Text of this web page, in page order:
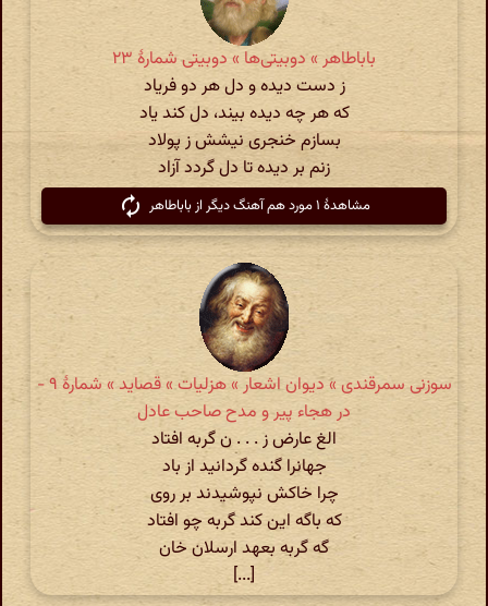
باباطاهر » دوبیتی‌ها » دوبیتی شمارهٔ ۲۳
ز دست دیده و دل هر دو فریاد
که هر چه دیده بیند، دل کند یاد
بسازم خنجری نیشش ز پولاد
زنم بر دیده تا دل گردد آزاد
مشاهدهٔ ۱ مورد هم آهنگ دیگر از باباطاهر
سوزنی سمرقندی » دیوان اشعار » هزلیات » قصاید » شمارهٔ ۹ -
در هجاء پیر و مدح صاحب عادل
الغ عارض ز . . . ن گربه افتاد
جهانرا گنده گردانید از باد
چرا خاکش نپوشیدند بر روی
که باگه این کند گربه چو افتاد
گه گربه بعهد ارسلان خان
[...]